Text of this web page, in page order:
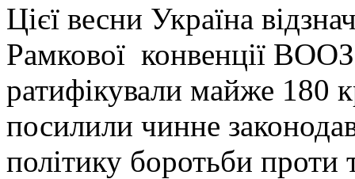
Цієї весни Україна
Рамкової конвенції
ратифікували майже 180
посилили чинне
політику боротьби